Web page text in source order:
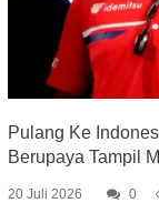
Pulang Ke
Berupaya Tampil
20 Juli 2026 0